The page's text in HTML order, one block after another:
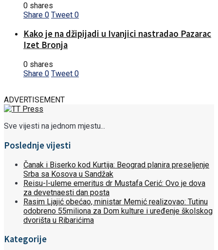
0 shares
Share 0 Tweet 0
Kako je na džipijadi u Ivanjici nastradao Pazarac
Izet Bronja
0 shares
Share 0 Tweet 0
ADVERTISEMENT
Sve vijesti na jednom mjestu...
Poslednje vijesti
Čanak i Biserko kod Kurtija: Beograd planira preseljenje
Srba sa Kosova u Sandžak
Reisu-l-uleme emeritus dr Mustafa Cerić: Ovo je dova
za devetnaesti dan posta
Rasim Ljajić obećao, ministar Memić realizovao: Tutinu
odobreno 55miliona za Dom kulture i uređenje školskog
dvorišta u Ribarićima
Kategorije